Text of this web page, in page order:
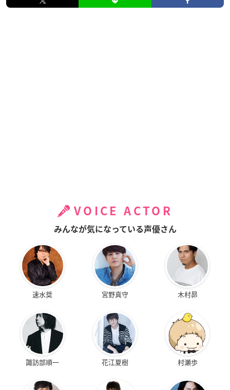
VOICE ACTOR
みんなが気になっている声優さん
速水奨 宮野真守 木村昴
諏訪部順一 花江夏樹 村瀬歩